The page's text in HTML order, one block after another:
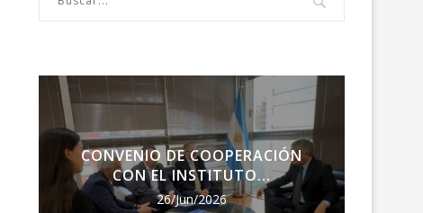
CONVENIO DE COOPERACIÓN
CON EL INSTITUTO...
26/Jun/2026